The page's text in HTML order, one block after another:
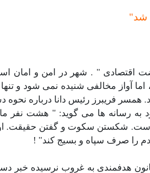
شد"
اقتصادی " . شهر در امن و امان
آواز مخالفی شنيده نمی شود و
فريبرز رئيس دانا درباره
رسانه ها می گويد: " هشت نفر
است. شکستن سکوت و گفتن حقيقت. او
را صرف سپاه و بسيج کند! "
هدفمندی به غروب نرسيده خبر